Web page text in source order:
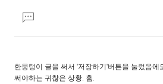
문댓
글
한뭉텅이 글을 써서 '저장하기'버튼을 눌렀음에
써야하는 귀찮은 상황. 흠.